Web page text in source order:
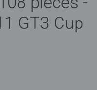
GT3 Cup